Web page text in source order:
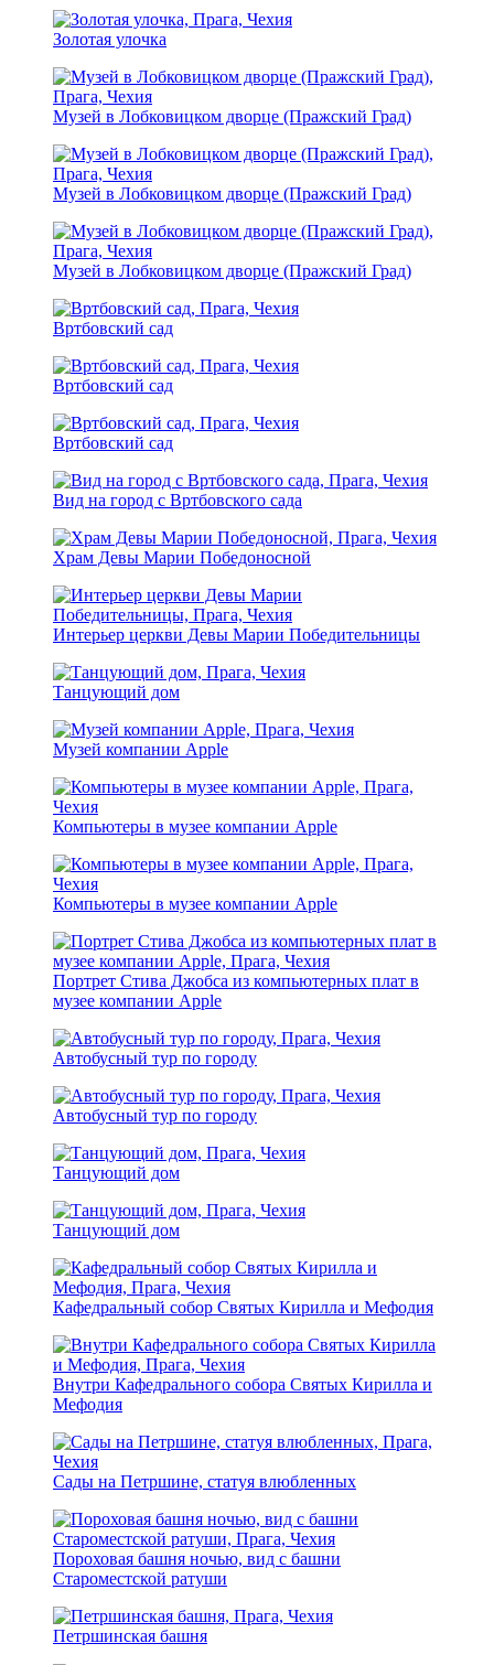
Золотая улочка
Музей в Лобковицком дворце (Пражский Град)
Музей в Лобковицком дворце (Пражский Град)
Музей в Лобковицком дворце (Пражский Град)
Вртбовский сад
Вртбовский сад
Вртбовский сад
Вид на город с Вртбовского сада
Храм Девы Марии Победоносной
Интерьер церкви Девы Марии Победительницы
Танцующий дом
Музей компании Apple
Компьютеры в музее компании Apple
Компьютеры в музее компании Apple
Портрет Стива Джобса из компьютерных плат в
музее компании Apple
Автобусный тур по городу
Автобусный тур по городу
Танцующий дом
Танцующий дом
Кафедральный собор Святых Кирилла и Мефодия
Внутри Кафедрального собора Святых Кирилла и
Мефодия
Сады на Петршине, статуя влюбленных
Пороховая башня ночью, вид с башни
Староместской ратуши
Петршинская башня